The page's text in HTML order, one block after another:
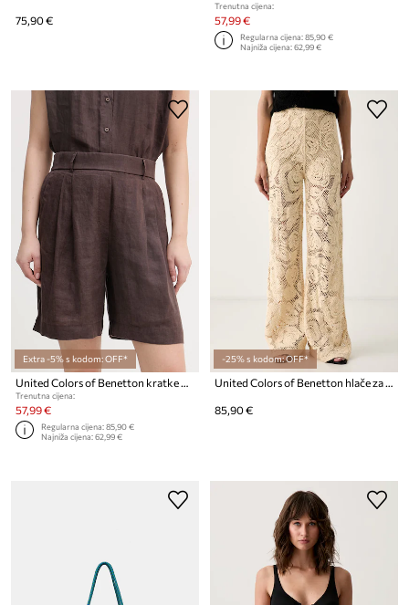
75,90 €
Trenutna cijena:
57,99 €
Regularna cijena:85,90 €
Najniža cijena:62,99 €
Extra -5% s kodom: OFF*
United Colors of Benetton kratke hlače za žene od lana
Trenutna cijena:
57,99 €
Regularna cijena:85,90 €
Najniža cijena:62,99 €
-25% s kodom: OFF*
United Colors of Benetton hlače za žene s otvorima
85,90 €